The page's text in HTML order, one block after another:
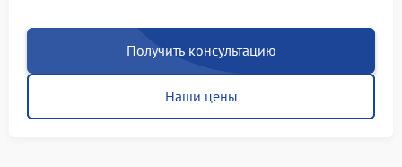
Получить консультацию
Наши цены